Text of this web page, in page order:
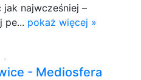
najwcześniej –
pe... pokaż więcej »
- Mediosfera